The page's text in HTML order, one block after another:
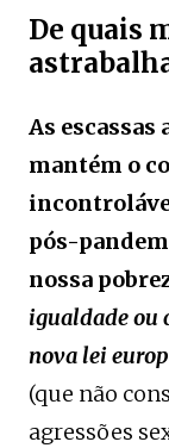
De quais
As escassas
mantém o
pós-
nossa
igualdade ou
nova lei
(que não
agressões